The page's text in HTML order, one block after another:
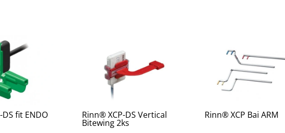
fit ENDO Rinn® XCP-DS Vertical
Bitewing 2ks
Rinn® XCP Bai ARM